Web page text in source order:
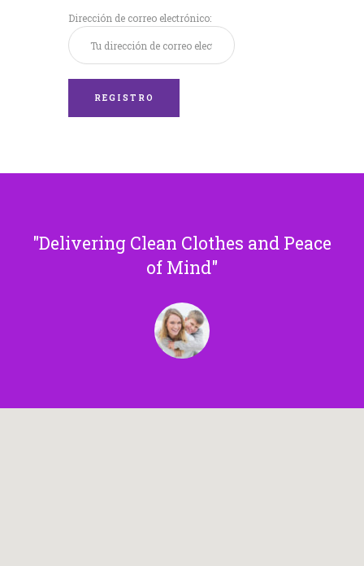
Dirección de correo electrónico:
Delivering Clean Clothes and Peace
of Mind